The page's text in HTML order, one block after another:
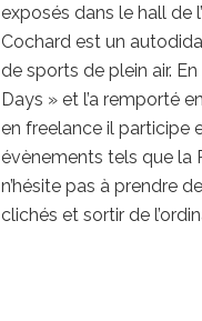
exposés dans le hall de
Cochard est un
de sports de plein air.
Days » et l’a remporté
en freelance il participe
évènements tels que la
n’hésite pas à prendre
clichés et sortir de